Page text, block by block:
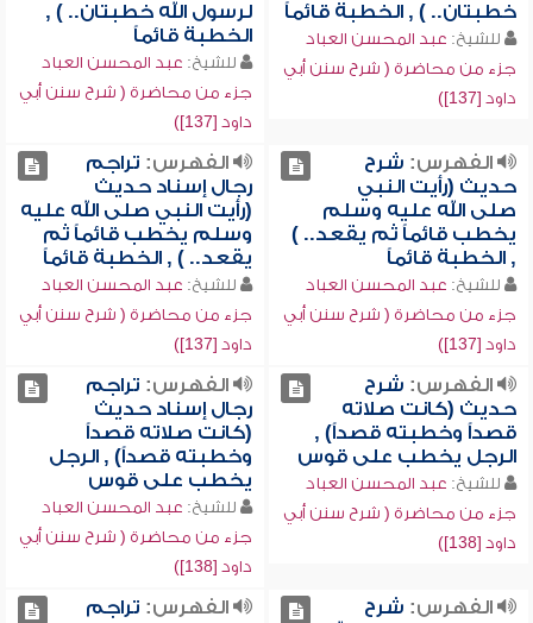
خطبتان.. ) , الخطبة قائماً
للشيخ: عبد المحسن العباد
جزء من محاضرة ( شرح سنن أبي
داود [137])
لرسول الله خطبتان.. ) ,
الخطبة قائماً
للشيخ: عبد المحسن العباد
جزء من محاضرة ( شرح سنن أبي
داود [137])
الفهرس: شرح
حديث (رأيت النبي
صلى الله عليه وسلم
يخطب قائماً ثم يقعد.. )
, الخطبة قائماً
للشيخ: عبد المحسن العباد
جزء من محاضرة ( شرح سنن أبي
داود [137])
الفهرس: تراجم
رجال إسناد حديث
(رأيت النبي صلى الله عليه
وسلم يخطب قائماً ثم
يقعد.. ) , الخطبة قائماً
للشيخ: عبد المحسن العباد
جزء من محاضرة ( شرح سنن أبي
داود [137])
الفهرس: شرح
حديث (كانت صلاته
قصداً وخطبته قصداً) ,
الرجل يخطب على قوس
للشيخ: عبد المحسن العباد
جزء من محاضرة ( شرح سنن أبي
داود [138])
الفهرس: تراجم
رجال إسناد حديث
(كانت صلاته قصداً
وخطبته قصداً) , الرجل
يخطب على قوس
للشيخ: عبد المحسن العباد
جزء من محاضرة ( شرح سنن أبي
داود [138])
الفهرس: شرح
الفهرس: تراجم